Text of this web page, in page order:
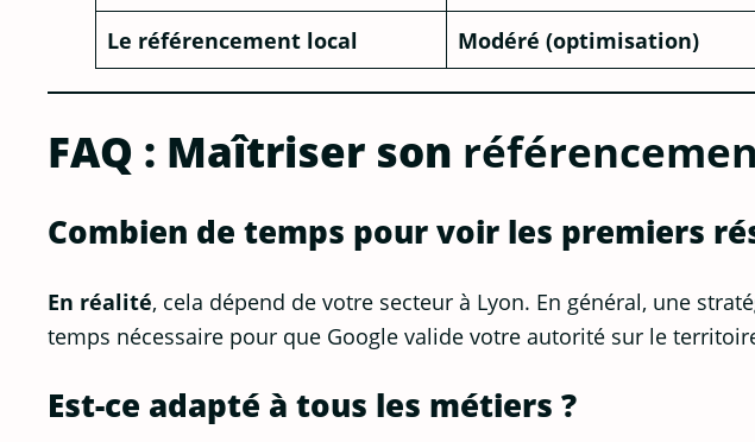
Le référencement local
Modéré (optimisation)
FAQ : Maîtriser son
Combien de temps pour voir les premiers
En réalité, cela dépend de votre secteur à Lyon. En général, une
temps nécessaire pour que Google valide votre autorité sur le
Est-ce adapté à tous les métiers ?